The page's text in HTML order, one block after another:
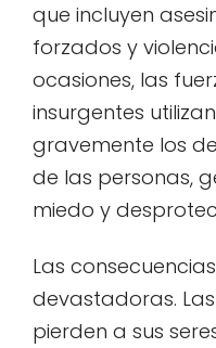
que incluyen
forzados y
ocasiones, las
insurgentes
gravemente los
de las personas,
miedo y
Las
devastadoras.
pierden a sus